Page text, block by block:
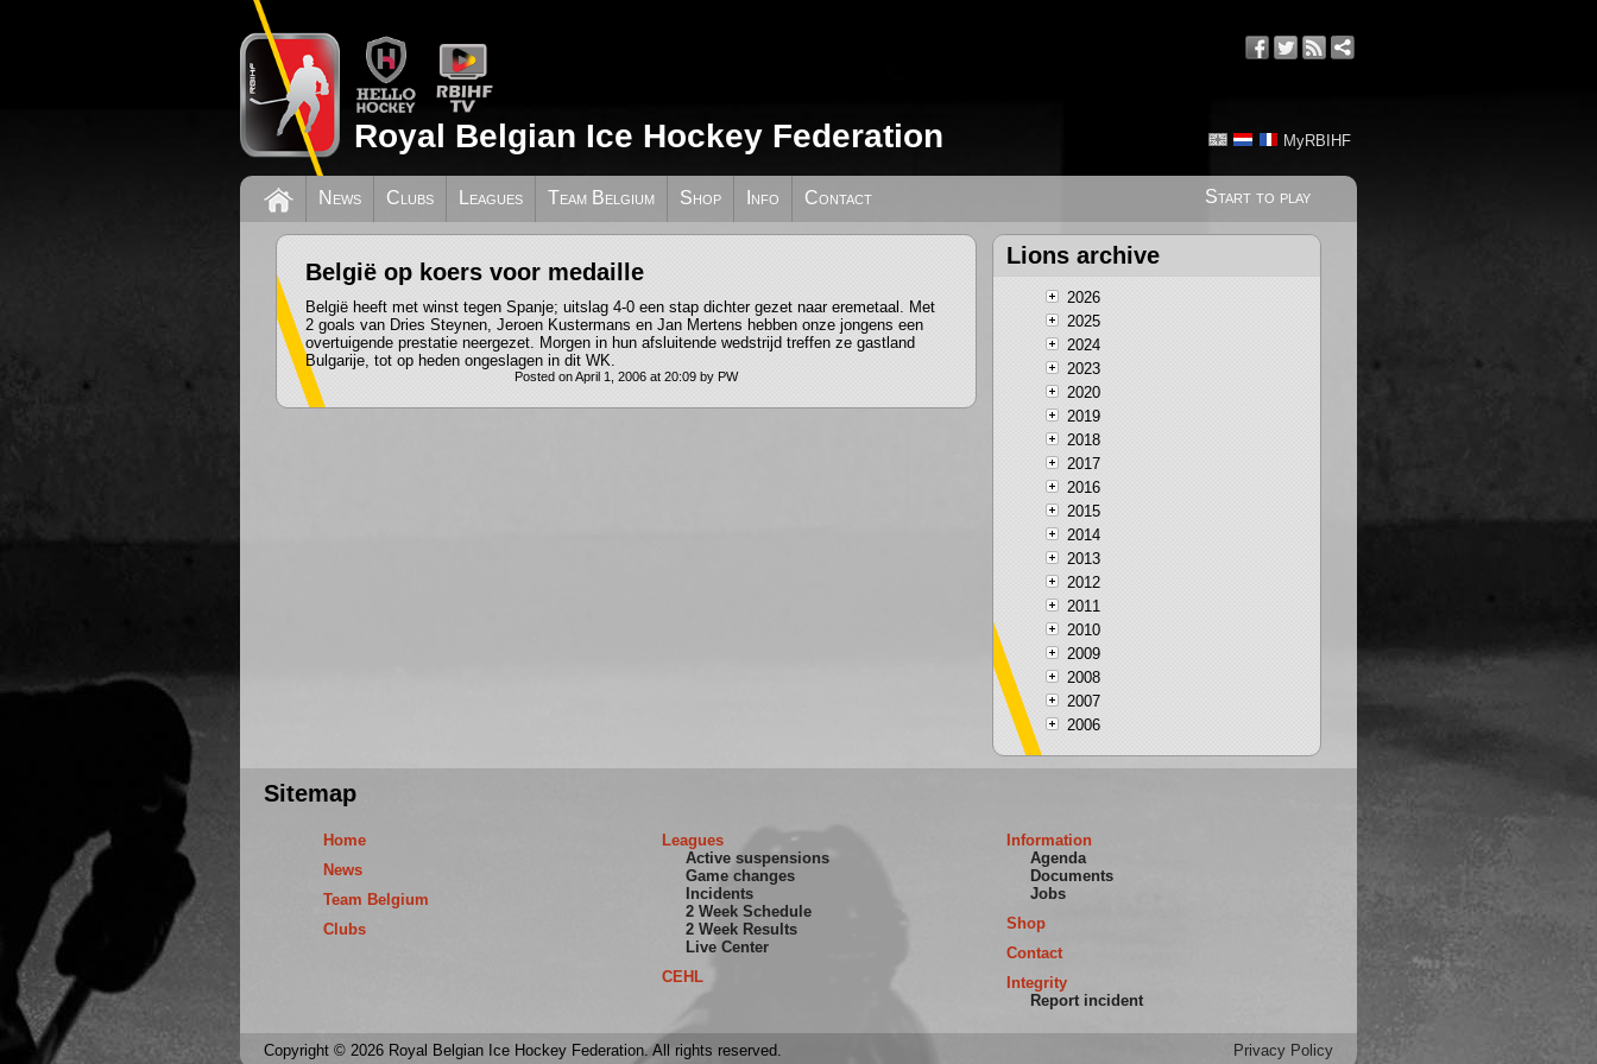
MyRBIHF
Royal Belgian Ice Hockey Federation
Start to play
News Clubs Leagues Team Belgium Shop Info Contact
België op koers voor medaille
België heeft met winst tegen Spanje; uitslag 4-0 een stap dichter gezet naar eremetaal. Met
2 goals van Dries Steynen, Jeroen Kustermans en Jan Mertens hebben onze jongens een
overtuigende prestatie neergezet. Morgen in hun afsluitende wedstrijd treffen ze gastland
Bulgarije, tot op heden ongeslagen in dit WK.
Posted on April 1, 2006 at 20:09 by PW
Lions archive
2026
2025
2024
2023
2020
2019
2018
2017
2016
2015
2014
2013
2012
2011
2010
2009
2008
2007
2006
Sitemap
Home
News
Team Belgium
Clubs
Leagues
Active suspensions
Game changes
Incidents
2 Week Schedule
2 Week Results
Live Center
CEHL
Information
Agenda
Documents
Jobs
Shop
Contact
Integrity
Report incident
Copyright © 2026 Royal Belgian Ice Hockey Federation. All rights reserved. Privacy Policy